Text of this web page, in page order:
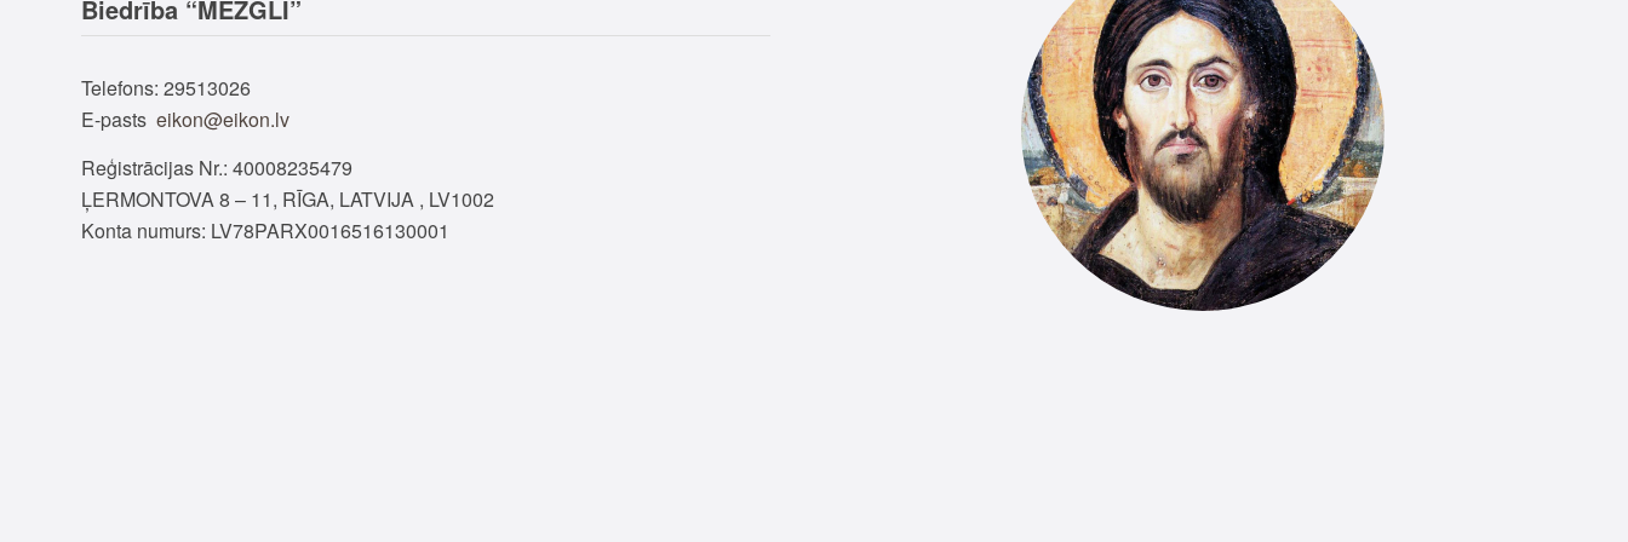
Biedrība “MEZGLI”
Telefons: 29513026
E-pasts eikon@eikon.lv
Reģistrācijas Nr.: 40008235479
ĻERMONTOVA 8 – 11, RĪGA, LATVIJA , LV1002
Konta numurs: LV78PARX0016516130001